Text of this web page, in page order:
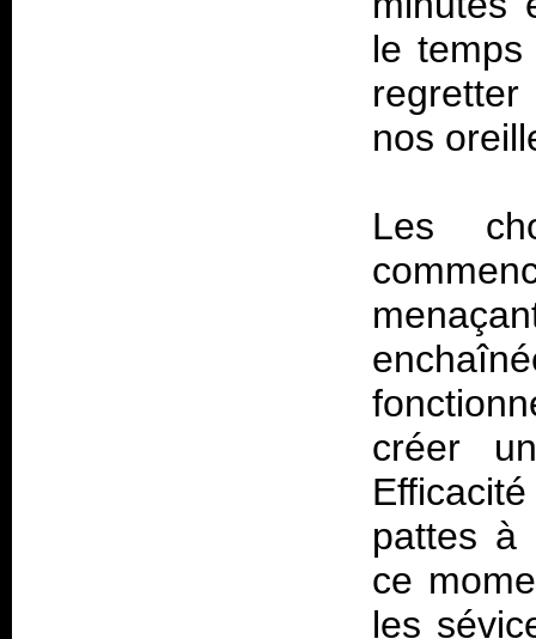
le
nos
Les
créer
pattes à
ce
les